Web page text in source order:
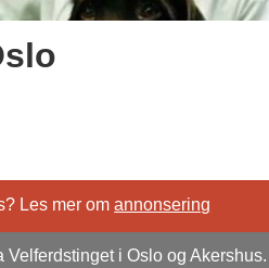
Les mer omannonsering
i Oslo og Akershus.